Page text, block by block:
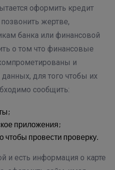
оформить кредит
жертве,
банка или финансовой
о том что финансовые
и
для того чтобы их
сообщить:
приложения;
чтобы провести проверку.
и есть информация о карте